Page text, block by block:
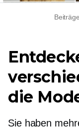
die
Sie haben